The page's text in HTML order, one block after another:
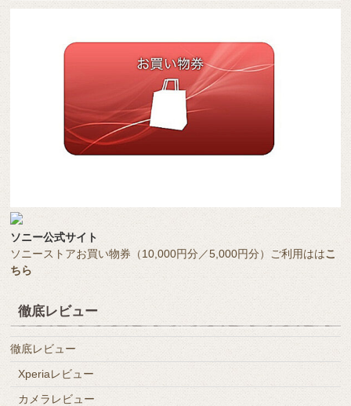
ソニー公式サイト
ソニーストアお買い物券（10,000円分／5,000円分）ご利用ははこ
ちら
徹底レビュー
徹底レビュー
Xperiaレビュー
カメラレビュー